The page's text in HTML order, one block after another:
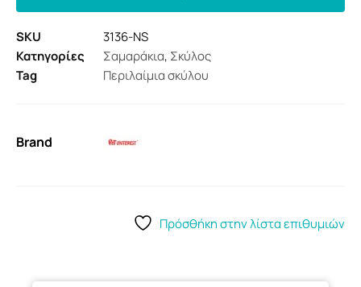
SKU
3136-NS
Κατηγορίες
Σαμαράκια, Σκύλος
Tag
Περιλαίμια σκύλου
Brand
Πρόσθήκη στην λίστα επιθυμιών